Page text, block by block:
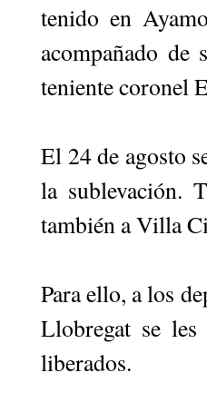
tenido en
acompañado
teniente coronel
El 24 de agosto
la sublevación.
también a Villa
Para ello, a los
Llobregat se les
liberados.